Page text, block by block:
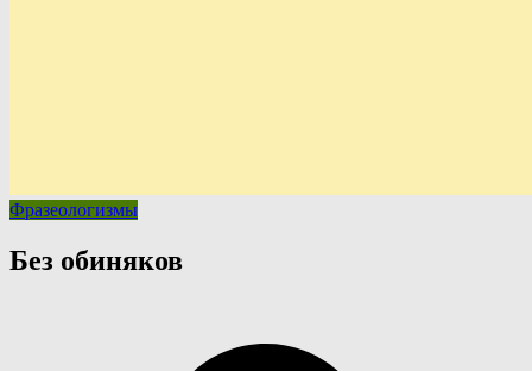
Фразеологизмы
Без обиняков